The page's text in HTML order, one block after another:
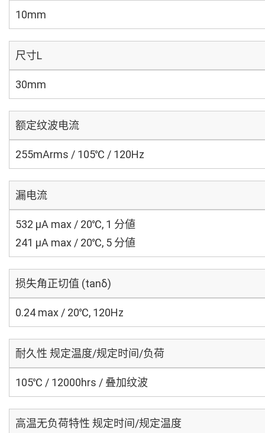
10mm
尺寸L
30mm
额定纹波电流
255mArms / 105℃ / 120Hz
漏电流
532 μA max / 20℃, 1 分値
241 μA max / 20℃, 5 分値
损失角正切值 (tanδ)
0.24 max / 20℃, 120Hz
耐久性 规定温度/规定时间/负荷
105℃ / 12000hrs / 叠加纹波
高温无负荷特性 规定时间/规定温度